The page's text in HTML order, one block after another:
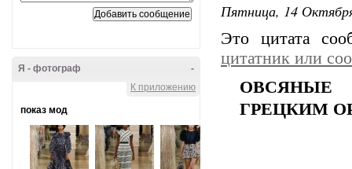
-
Я - фотограф
К приложению
показ мод
Пятница, 14
Это цитата
цитатник или
ГРЕЦКИМ